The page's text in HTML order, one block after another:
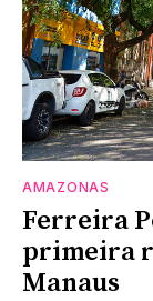
AMAZONAS
Ferreira
primeira
Manaus